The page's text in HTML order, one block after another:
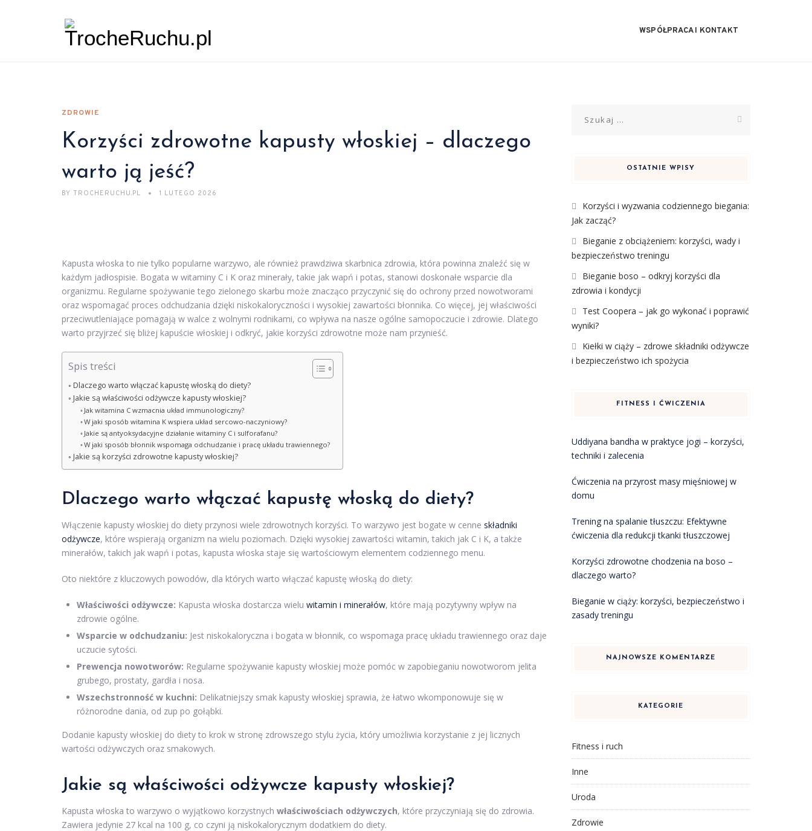
WSPÓŁPRACA I KONTAKT
ZDROWIE
Korzyści zdrowotne kapusty włoskiej – dlaczego
warto ją jeść?
BY TROCHERUCHU.PL 1 LUTEGO 2026
Kapusta włoska to nie tylko popularne warzywo, ale również prawdziwa skarbnica zdrowia, która powinna znaleźć się w
każdym jadłospisie. Bogata w witaminy C i K oraz minerały, takie jak wapń i potas, stanowi doskonałe wsparcie dla
organizmu. Regularne spożywanie tego zielonego skarbu może znacząco przyczynić się do ochrony przed nowotworami
oraz wspomagać proces odchudzania dzięki niskokaloryczności i wysokiej zawartości błonnika. Co więcej, jej właściwości
przeciwutleniające pomagają w walce z wolnymi rodnikami, co wpływa na nasze ogólne samopoczucie i zdrowie. Dlatego
warto przyjrzeć się bliżej kapuście włoskiej i odkryć, jakie korzyści zdrowotne może nam przynieść.
Spis treści
Dlaczego warto włączać kapustę włoską do diety?
Jakie są właściwości odżywcze kapusty włoskiej?
Jak witamina C wzmacnia układ immunologiczny?
W jaki sposób witamina K wspiera układ sercowo-naczyniowy?
Jakie są antyoksydacyjne działanie witaminy C i sulforafanu?
W jaki sposób błonnik wspomaga odchudzanie i pracę układu trawiennego?
Jakie są korzyści zdrowotne kapusty włoskiej?
Dlaczego warto włączać kapustę włoską do diety?
Włączenie kapusty włoskiej do diety przynosi wiele zdrowotnych korzyści. To warzywo jest bogate w cenne składniki
odżywcze, które wspierają organizm na wielu poziomach. Dzięki wysokiej zawartości witamin, takich jak C i K, a także
minerałów, takich jak wapń i potas, kapusta włoska staje się wartościowym elementem codziennego menu.
Oto niektóre z kluczowych powodów, dla których warto włączać kapustę włoską do diety:
Właściwości odżywcze: Kapusta włoska dostarcza wielu witamin i minerałów, które mają pozytywny wpływ na
zdrowie ogólne.
Wsparcie w odchudzaniu: Jest niskokaloryczna i bogata w błonnik, co wspomaga pracę układu trawiennego oraz daje
uczucie sytości.
Prewencja nowotworów: Regularne spożywanie kapusty włoskiej może pomóc w zapobieganiu nowotworom jelita
grubego, prostaty, gardła i nosa.
Wszechstronność w kuchni: Delikatniejszy smak kapusty włoskiej sprawia, że łatwo wkomponowuje się w
różnorodne dania, od zup po gołąbki.
Dodanie kapusty włoskiej do diety to krok w stronę zdrowszego stylu życia, który umożliwia korzystanie z jej licznych
wartości odżywczych oraz smakowych.
Jakie są właściwości odżywcze kapusty włoskiej?
Kapusta włoska to warzywo o wyjątkowo korzystnych właściwościach odżywczych, które przyczyniają się do zdrowia.
Zawiera jedynie 27 kcal na 100 g, co czyni ją niskokalorycznym dodatkiem do diety.
OSTATNIE WPISY
Korzyści i wyzwania codziennego biegania:
Jak zacząć?
Bieganie z obciążeniem: korzyści, wady i
bezpieczeństwo treningu
Bieganie boso – odkryj korzyści dla
zdrowia i kondycji
Test Coopera – jak go wykonać i poprawić
wyniki?
Kiełki w ciąży – zdrowe składniki odżywcze
i bezpieczeństwo ich spożycia
FITNESS I ĆWICZENIA
Uddiyana bandha w praktyce jogi – korzyści,
techniki i zalecenia
Ćwiczenia na przyrost masy mięśniowej w
domu
Trening na spalanie tłuszczu: Efektywne
ćwiczenia dla redukcji tkanki tłuszczowej
Korzyści zdrowotne chodzenia na boso –
dlaczego warto?
Bieganie w ciąży: korzyści, bezpieczeństwo i
zasady treningu
NAJNOWSZE KOMENTARZE
KATEGORIE
Fitness i ruch
Inne
Uroda
Zdrowie